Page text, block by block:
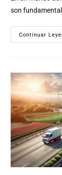
son
Continuar